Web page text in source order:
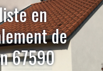
en
de
67590